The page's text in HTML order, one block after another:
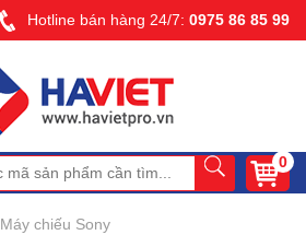
Hotline bán hàng 24/7: 0975 86 85 99
0
Máy chiếu Sony